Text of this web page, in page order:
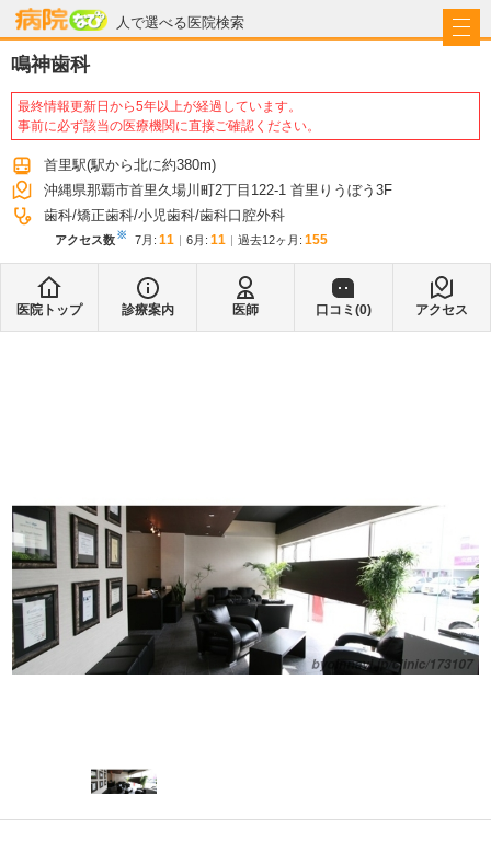
人で選べる医院検索
病院なび
鳴神歯科
最終情報更新日から5年以上が経過しています。
事前に必ず該当の医療機関に直接ご確認ください。
首里駅(駅から北に約380m)
沖縄県那覇市首里久場川町2丁目122-1 首里りうぼう3F
歯科 矯正歯科 小児歯科 歯科口腔外科
アクセス数※ 7月 : 11 6月 : 11 過去12ヶ月: 155
医院トップ 診療案内 医師 口コミ(0) アクセス